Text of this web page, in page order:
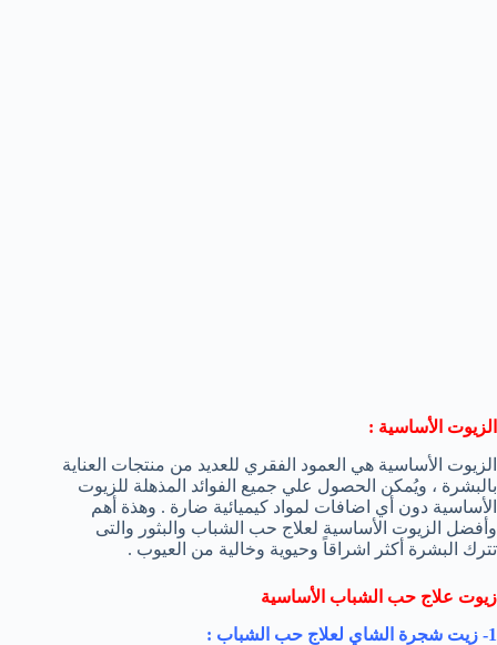
الزيوت الأساسية :
الزيوت الأساسية هي العمود الفقري للعديد من منتجات العناية
بالبشرة ، ويُمكن الحصول علي جميع الفوائد المذهلة للزيوت
الأساسية دون أي اضافات لمواد كيميائية ضارة . وهذة أهم
وأفضل الزيوت الأساسية لعلاج حب الشباب والبثور والتى
تترك البشرة أكثر اشراقاً وحيوية وخالية من العيوب .
زيوت علاج حب الشباب الأساسية
1- زيت شجرة الشاي لعلاج حب الشباب :